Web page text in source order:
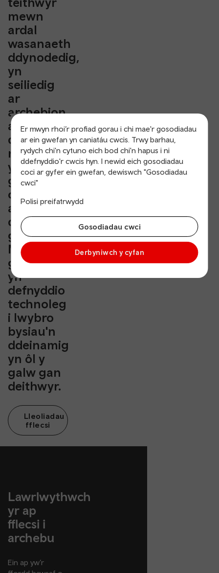
Er mwyn rhoi’r profiad gorau i chi mae'r gosodiadau
ar ein gwefan yn caniatáu cwcis. Trwy barhau,
rydych chi'n cytuno eich bod chi'n hapus i ni
ddefnyddio'r cwcis hyn. I newid eich gosodiadau
coci ar gyfer ein gwefan, dewiswch "Gosodiadau
cwci"
Polisi preifatrwydd
Gosodiadau cwci
Derbyniwch y cyfan
mewn
ardal
wasanaeth
ddynodedig,
yn
seiliedig
ar
archebion
a wneir
drwy'r ap
neu dros
y ffôn
gyda'n
canolfan
alwadau
ddwyieithog
gyfeillgar.
Mae'r
gwasanaeth
yn
defnyddio
technoleg
i lwybro
bysiau'n
ddeinamig
yn ôl y
galw gan
deithwyr.
Lleoliadau
fflecsi
Lawrlwythwch
yr ap
fflecsi i
archebu
Ein ap yw’r